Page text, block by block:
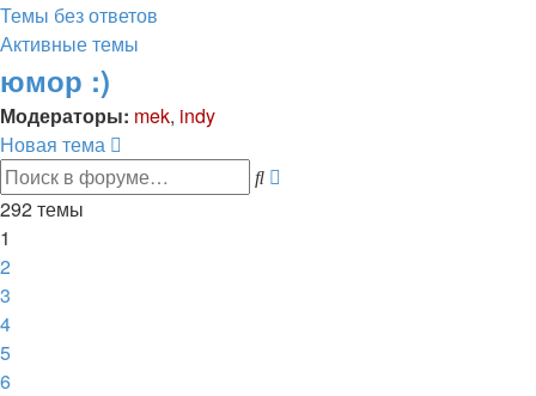
Темы без ответов
Активные темы
юмор :)
Модераторы: mek, indy
Новая тема
Поиск
292 темы
1
2
3
4
5
6